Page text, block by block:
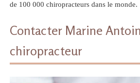
de 100 000 chiropracteurs dans le monde.
Contacter Marine
chiropracteur